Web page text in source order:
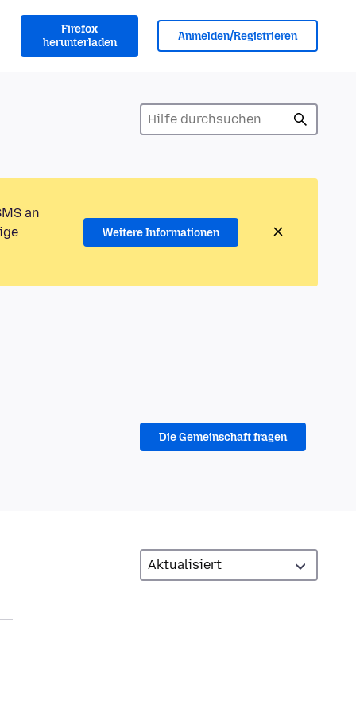
Firefox
herunterladen
Anmelden/Registrieren
an
Weitere Informationen
Die Gemeinschaft fragen